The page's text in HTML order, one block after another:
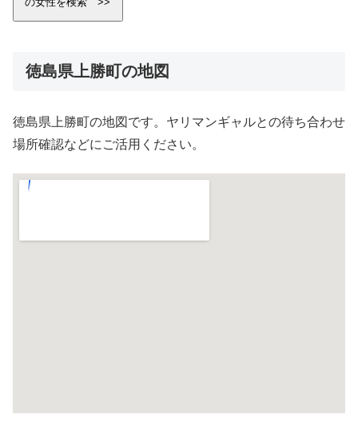
徳島県上勝町の地図
徳島県上勝町の地図です。ヤリマンギャルとの待ち合わせ
場所確認などにご活用ください。